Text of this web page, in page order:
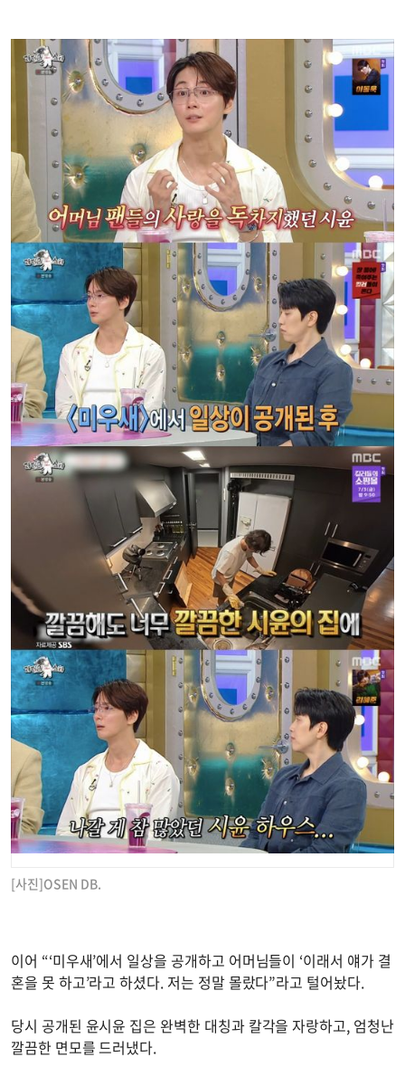
[사진]OSEN DB.
이어 “‘미우새’에서 일상을 공개하고 어머님들이 ‘이래서 얘가 결
혼을 못 하고’라고 하셨다. 저는 정말 몰랐다”라고 털어놨다.
당시 공개된 윤시윤 집은 완벽한 대칭과 칼각을 자랑하고, 엄청난
깔끔한 면모를 드러냈다.